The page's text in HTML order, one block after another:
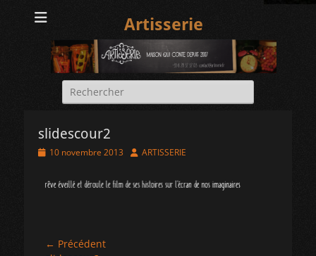
Artisserie
Rechercher :
slidescour2
Posted10 novembre 2013 Author
ARTISSERIE
Navigation
← Précédent